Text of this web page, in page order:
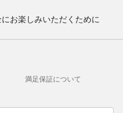
お楽しみいただくために
満足保証について